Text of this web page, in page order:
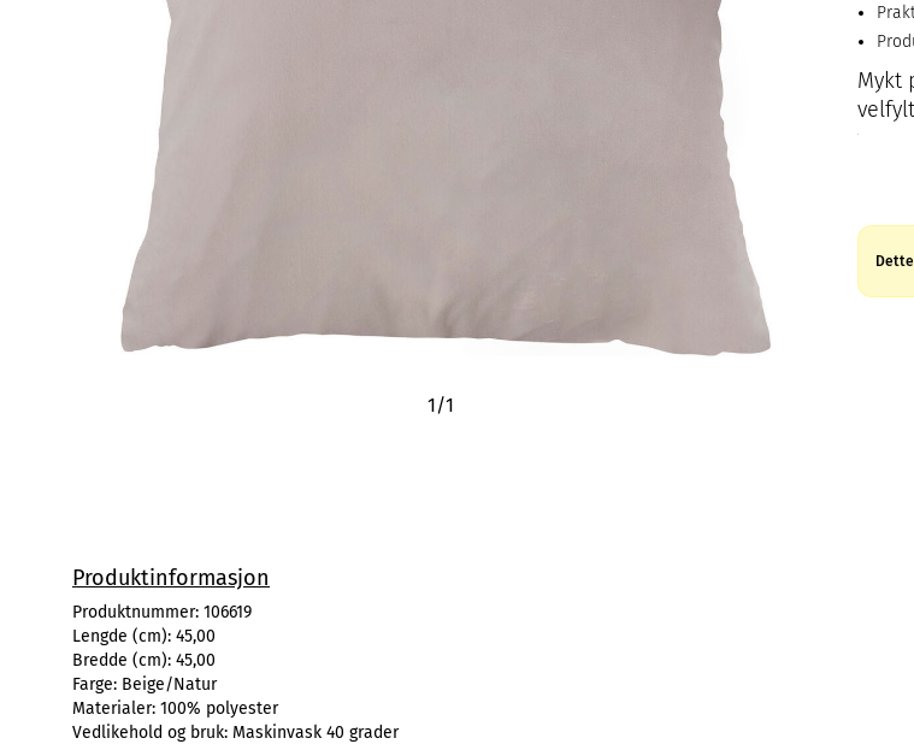
1/1
Mykt
Produktinformasjon
Produktnummer: 106619
Lengde (cm): 45,00
Bredde (cm): 45,00
Farge: Beige/Natur
Materialer: 100% polyester
Vedlikehold og bruk: Maskinvask 40 grader